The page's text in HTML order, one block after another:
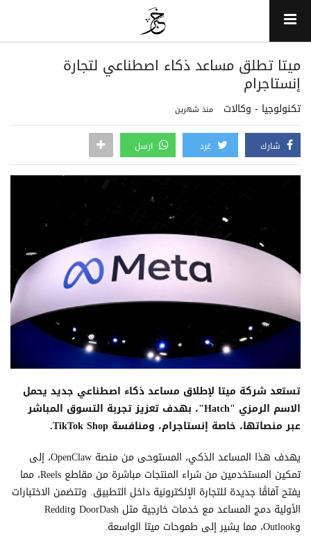
ميتا تطلق مساعد ذكاء اصطناعي لتجارة
إنستاجرام
تكنولوجيا - وكالات منذ شهرين
شارك غرد ارسل
تستعد شركة ميتا لإطلاق مساعد ذكاء اصطناعي جديد يحمل
الاسم الرمزي "Hatch"، بهدف تعزيز تجربة التسوق المباشر
عبر منصاتها، خاصة إنستاجرام، ومنافسة TikTok Shop.
يهدف هذا المساعد الذكي، المستوحى من منصة OpenClaw، إلى
تمكين المستخدمين من شراء المنتجات مباشرة من مقاطع Reels، مما
يفتح آفاقًا جديدة للتجارة الإلكترونية داخل التطبيق. وتتضمن الاختبارات
الأولية دمج المساعد مع خدمات خارجية مثل DoorDash وReddit
وOutlook، مما يشير إلى طموحات ميتا الواسعة.